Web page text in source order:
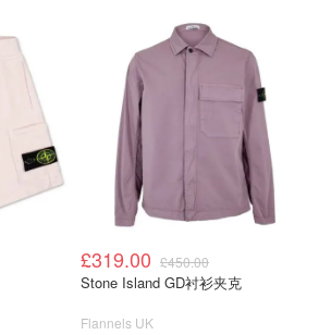
£319.00 £450.00
Stone Island GD衬衫夹克
Flannels UK